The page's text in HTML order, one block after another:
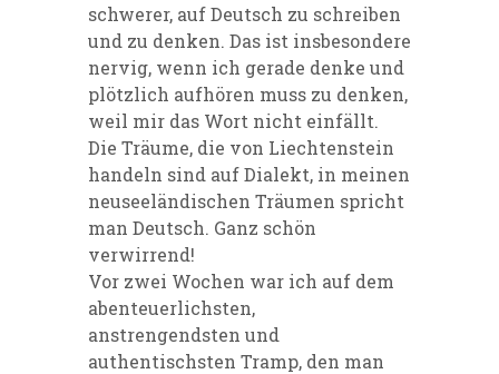
schwerer, auf Deutsch zu schreiben
und zu denken. Das ist insbesondere
nervig, wenn ich gerade denke und
plötzlich aufhören muss zu denken,
weil mir das Wort nicht einfällt.
Die Träume, die von Liechtenstein
handeln sind auf Dialekt, in meinen
neuseeländischen Träumen spricht
man Deutsch. Ganz schön
verwirrend!
Vor zwei Wochen war ich auf dem
abenteuerlichsten,
anstrengendsten und
authentischsten Tramp, den man